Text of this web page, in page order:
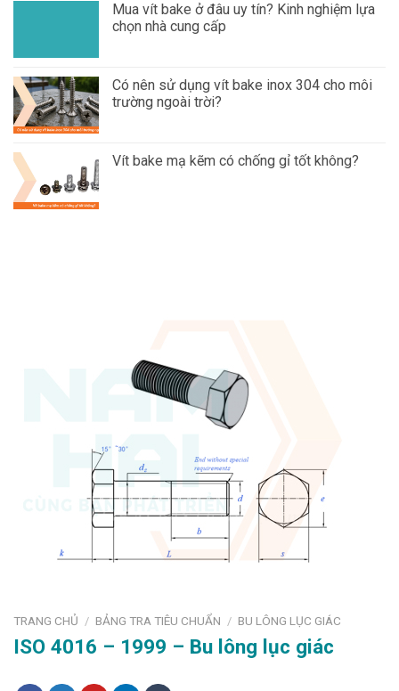
Mua vít bake ở đâu uy tín? Kinh nghiệm lựa
chọn nhà cung cấp
Có nên sử dụng vít bake inox 304 cho môi
trường ngoài trời?
Vít bake mạ kẽm có chống gỉ tốt không?
TRANG CHỦ / BẢNG TRA TIÊU CHUẨN / BU LÔNG LỤC GIÁC
ISO 4016 – 1999 – Bu lông lục giác